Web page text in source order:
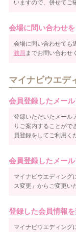
いますので、併せてご
会場に問い合わせ
会場に問い合わせても
務局 までお問い合わせ
マイナビウエデ
会員登録したメー
登録いただいたメール
りご案内することがで
員登録をしてご利用く
会員登録したメー
マイナビウエディング
ス変更」からご変更い
登録した会員情報
マイナビウエディング